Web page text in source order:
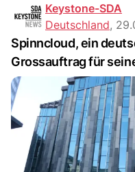
Keystone-SDA
Deutschland,
Spinncloud, ein
Grossauftrag für